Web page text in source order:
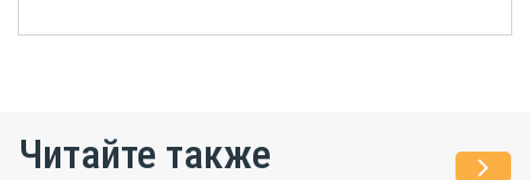
Читайте также